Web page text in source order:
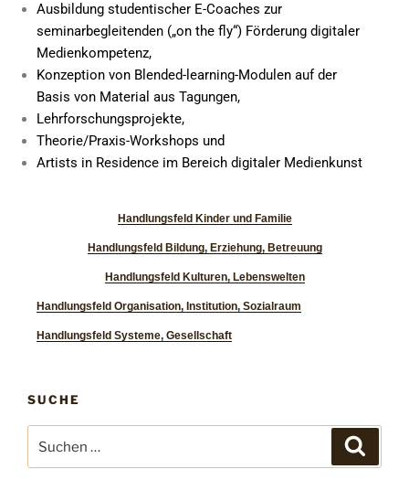
Ausbildung studentischer E-Coaches zur
seminarbegleitenden („on the fly“) Förderung digitaler
Medienkompetenz,
Konzeption von Blended-learning-Modulen auf der
Basis von Material aus Tagungen,
Lehrforschungsprojekte,
Theorie/Praxis-Workshops und
Artists in Residence im Bereich digitaler Medienkunst
Handlungsfeld Kinder und Familie
Handlungsfeld Bildung, Erziehung, Betreuung
Handlungsfeld Kulturen, Lebenswelten
Handlungsfeld Organisation, Institution, Sozialraum
Handlungsfeld Systeme, Gesellschaft
SUCHE